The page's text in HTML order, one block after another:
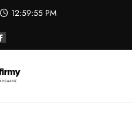
12:59:56 PM